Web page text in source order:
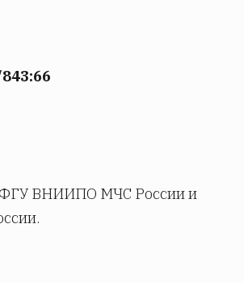
ФГУ ВНИИПО МЧС России и